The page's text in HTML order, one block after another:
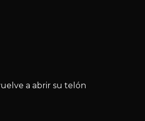
a abrir su telón